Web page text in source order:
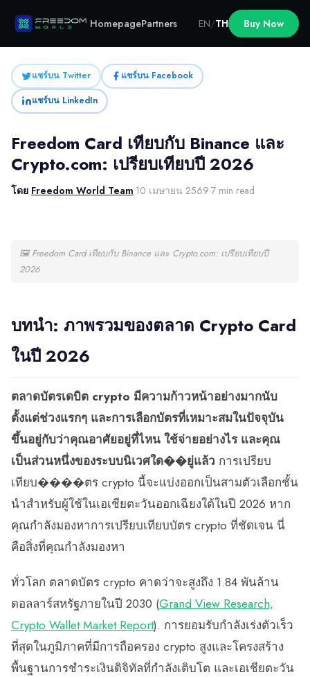
HomepagePartners EN/TH Buy Now
แชร์บน Twitter
แชร์บน Facebook
แชร์บน LinkedIn
Freedom Card เทียบกับ Binance และ
Crypto.com: เปรียบเทียบปี 2026
โดย Freedom World Team·10 เมษายน 2569·7 min read
🖼 Freedom Card เทียบกับ Binance และ Crypto.com: เปรียบเทียบปี
2026
บทนำ: ภาพรวมของตลาด Crypto Card
ในปี 2026
ตลาดบัตรเดบิต crypto มีความก้าวหน้าอย่างมากนับ
ตั้งแต่ช่วงแรกๆ และการเลือกบัตรที่เหมาะสมในปัจจุบัน
ขึ้นอยู่กับว่าคุณอาศัยอยู่ที่ไหน ใช้จ่ายอย่างไร และคุณ
เป็นส่วนหนึ่งของระบบนิเวศใด��ยู่แล้ว การเปรียบ
เทียบ����ตร crypto นี้จะแบ่งออกเป็นสามตัวเลือกชั้น
นำสำหรับผู้ใช้ในเอเชียตะวันออกเฉียงใต้ในปี 2026 หาก
คุณกำลังมองหาการเปรียบเทียบบัตร crypto ที่ชัดเจน นี่
คือสิ่งที่คุณกำลังมองหา
ทั่วโลก ตลาดบัตร crypto คาดว่าจะสูงถึง 1.84 พันล้าน
ดอลลาร์สหรัฐภายในปี 2030 (Grand View Research,
Crypto Wallet Market Report). การยอมรับกำลังเร่งตัวเร็ว
ที่สุดในภูมิภาคที่มีการถือครอง crypto สูงและโครงสร้าง
พื้นฐานการชำระเงินดิจิทัลที่กำลังเติบโต และเอเชียตะวัน